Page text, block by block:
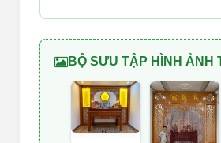
BỘ SƯU TẬP HÌNH ẢNH